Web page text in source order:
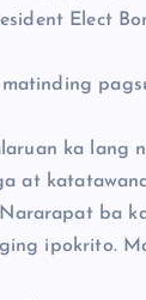
Elect
ka lang
at
ba
ipokrito.